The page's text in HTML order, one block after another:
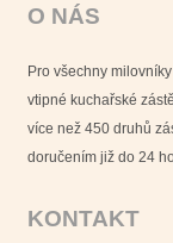
O NÁS
Pro všechny
vtipné kuchařské
více než 450 druhů
doručením již do 24
KONTAKT